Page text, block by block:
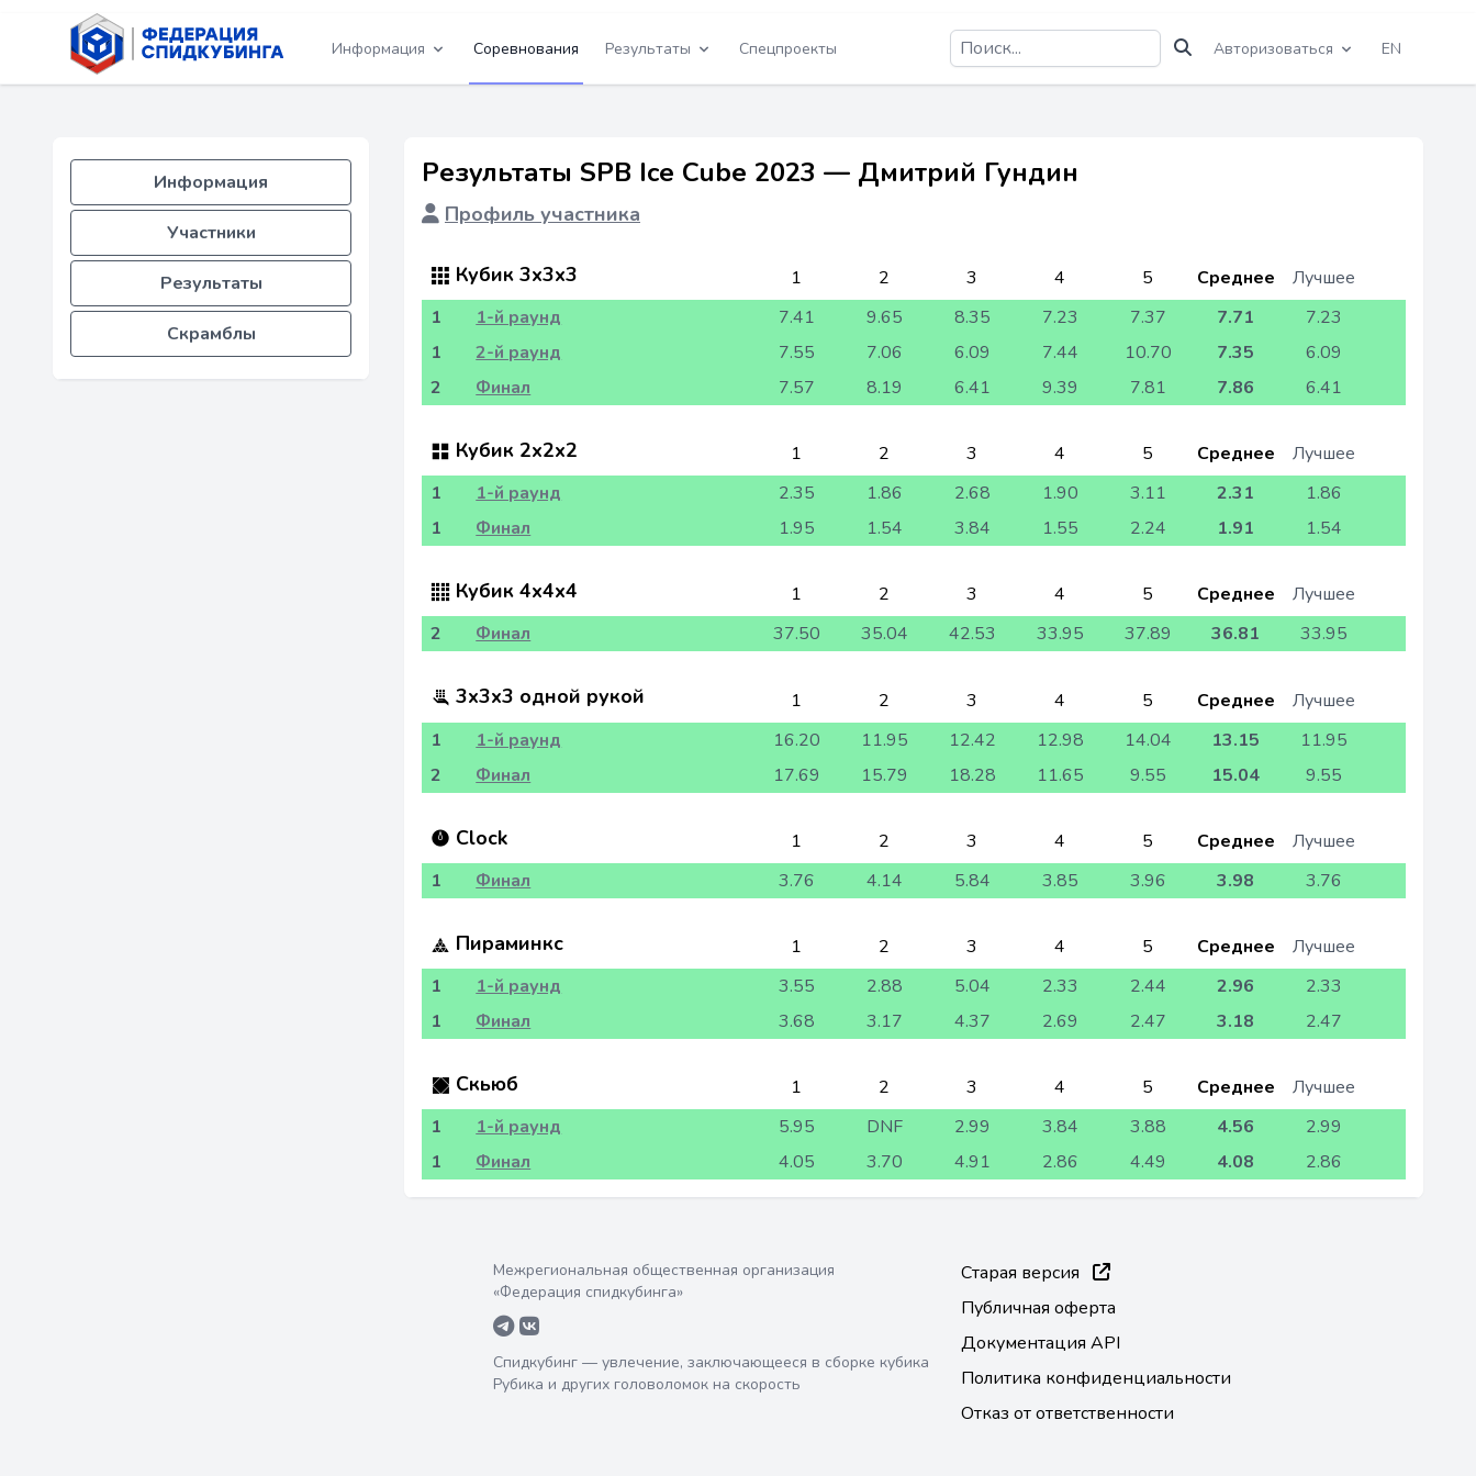
Информация Соревнования Результаты Спецпроекты Авторизоваться EN
Информация
Участники
Результаты
Скрамблы
Результаты SPB Ice Cube 2023 — Дмитрий Гундин
Профиль участника
Кубик 3x3x3 1 2 3 4 5 Среднее
Лучшее
1
1-й раунд 7.41 9.65 8.35 7.23 7.37 7.71
7.23
1
2-й раунд 7.55 7.06 6.09 7.44 10.70 7.35
6.09
2
Финал 7.57 8.19 6.41 9.39 7.81 7.86 6.41
Кубик 2x2x2 1 2 3 4 5 Среднее
Лучшее
1
1-й раунд 2.35 1.86 2.68 1.90 3.11 2.31
1.86
1
Финал 1.95 1.54 3.84 1.55 2.24 1.91 1.54
Кубик 4x4x4 1 2 3 4 5 Среднее
Лучшее
2
Финал 37.50 35.04 42.53 33.95 37.89 36.81 33.95
3x3x3 одной рукой 1 2 3 4 5 Среднее
Лучшее
1
1-й раунд 16.20 11.95 12.42 12.98 14.04 13.15
11.95
2
Финал 17.69 15.79 18.28 11.65 9.55 15.04 9.55
Clock 1 2 3 4 5 Среднее
Лучшее
1
Финал 3.76 4.14 5.84 3.85 3.96 3.98 3.76
Пираминкс 1 2 3 4 5 Среднее
Лучшее
1
1-й раунд 3.55 2.88 5.04 2.33 2.44 2.96
2.33
1
Финал 3.68 3.17 4.37 2.69 2.47 3.18 2.47
Скьюб 1 2 3 4 5 Среднее
Лучшее
1
1-й раунд 5.95 DNF 2.99 3.84 3.88 4.56
2.99
1
Финал 4.05 3.70 4.91 2.86 4.49 4.08 2.86
Межрегиональная общественная организация
«Федерация спидкубинга»
Спидкубинг — увлечение, заключающееся в сборке кубика
Рубика и других головоломок на скорость
Старая версия
Публичная оферта
Документация API
Политика конфиденциальности
Отказ от ответственности